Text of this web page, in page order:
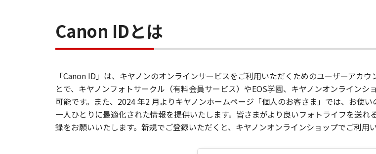
Canon IDとは
「Canon ID」は、キヤノンのオンラインサービスをご利用いただくためのユーザーアカ
とで、キヤノンフォトサークル（有料会員サービス）やEOS学園、キヤノンオンライン
可能です。また、2024 年2 月よりキヤノンホームページ「個人のお客さま」では、お使
一人ひとりに最適化された情報を提供いたします。皆さまがより良いフォトライフを送
録をお願いいたします。新規でご登録いただくと、キヤノンオンラインショップでご利用